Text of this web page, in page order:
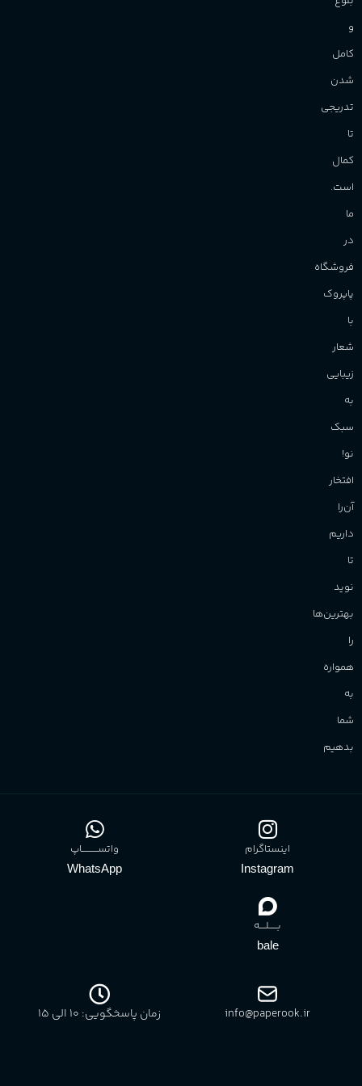
و
کامل
شدن
تدریجی
تا
کمال
است.
ما
در
فروشگاه
پاپروک
با
شعار
زیبایی
به
سبک
نو!
افتخار
آن‌را
داریم
تا
نوید
بهترین‌ها
را
همواره
به
شما
بدهیم
اینستاگرام
Instagram
واتســــــــــاپ
WhatsApp
بـــــلــــه
bale
info@paperook.ir زمان پاسخگویی: 10 الی ۱5